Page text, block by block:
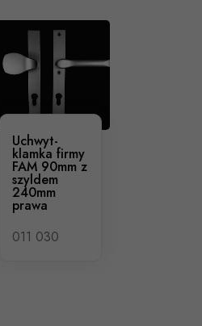
Uchwyt-
klamka firmy
FAM 90mm z
szyldem
240mm
prawa
011 030